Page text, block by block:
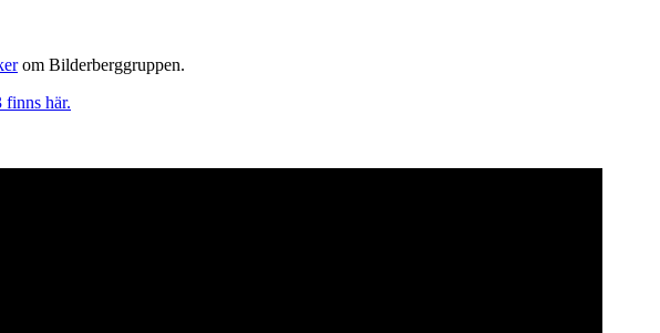
om Bilderberggruppen.
finns här.